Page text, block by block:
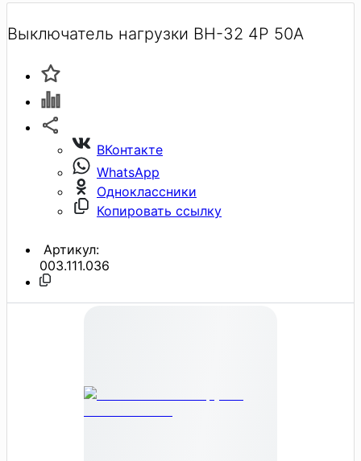
Выключатель нагрузки ВН-32 4P 50А
ВКонтакте
WhatsApp
Одноклассники
Копировать ссылку
Артикул:
003.111.036